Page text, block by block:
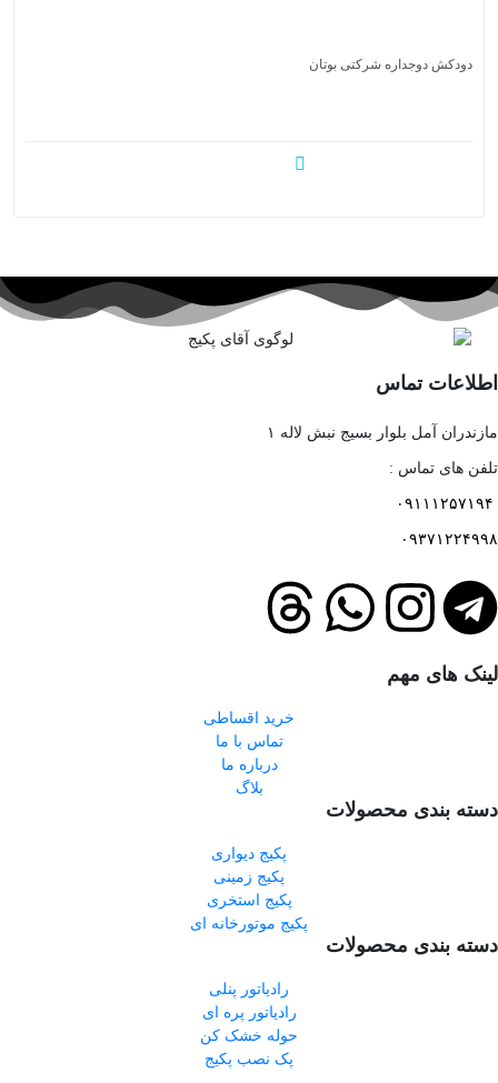
دودکش دوجداره شرکتی بوتان
اطلاعات تماس
مازندران آمل بلوار بسیج نبش لاله ۱
تلفن های تماس :
۰۹۱۱۱۲۵۷۱۹۴
۰۹۳۷۱۲۲۴۹۹۸
لینک های مهم
خرید اقساطی
تماس با ما
درباره ما
بلاگ
دسته بندی محصولات
پکیج دیواری
پکیج زمینی
پکیج استخری
پکیج موتورخانه ای
دسته بندی محصولات
رادیاتور پنلی
رادیاتور پره ای
حوله خشک کن
پک نصب پکیج